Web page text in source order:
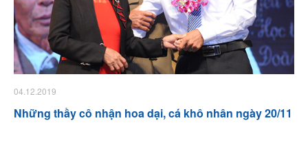
04.12.2019
Những thầy cô nhận hoa dại, cá khô nhân ngày 20/11